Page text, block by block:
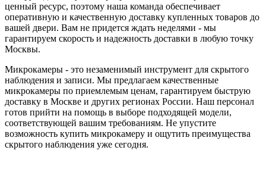
ценный ресурс, поэтому наша команда обеспечивает
оперативную и качественную доставку купленных товаров до
вашей двери. Вам не придется ждать неделями - мы
гарантируем скорость и надежность доставки в любую точку
Москвы.
Микрокамеры - это незаменимый инструмент для скрытого
наблюдения и записи. Мы предлагаем качественные
микрокамеры по приемлемым ценам, гарантируем быструю
доставку в Москве и других регионах России. Наш персонал
готов прийти на помощь в выборе подходящей модели,
соответствующей вашим требованиям. Не упустите
возможность купить микрокамеру и ощутить преимущества
скрытого наблюдения уже сегодня.